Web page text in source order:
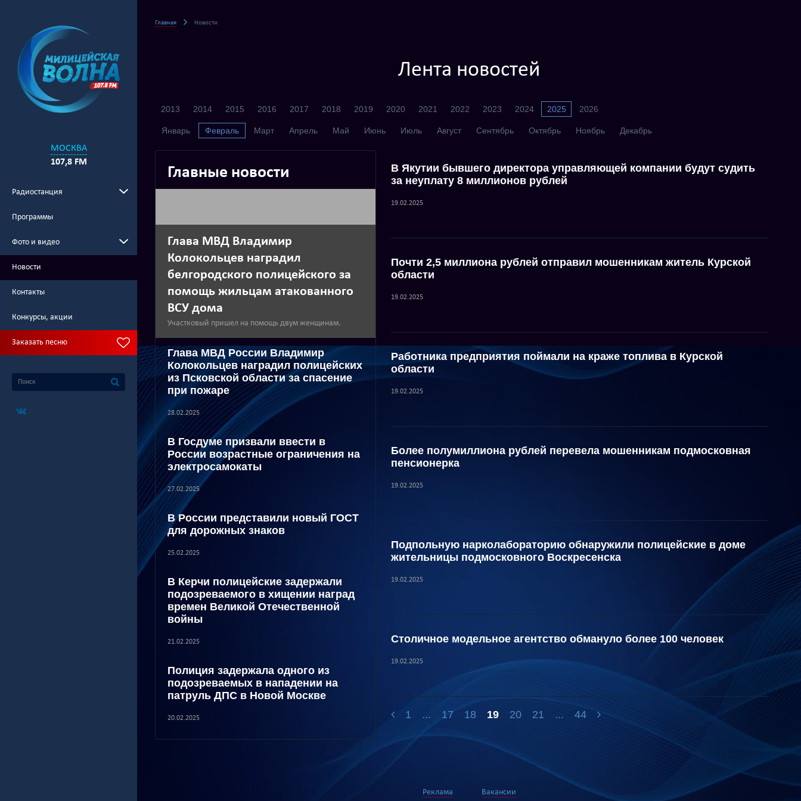
МОСКВА
107,8 FM
Радиостанция
Программы
Фото и видео
Новости
Контакты
Конкурсы, акции
Заказать песню
Главная Новости
Лента новостей
2013 2014 2015 2016 2017 2018 2019 2020 2021 2022 2023 2024 2025 2026
Январь Февраль Март Апрель Май Июнь Июль Август Сентябрь Октябрь Ноябрь Декабрь
Главные новости
Глава МВД Владимир
Колокольцев наградил
белгородского полицейского за
помощь жильцам атакованного
ВСУ дома
Участковый пришел на помощь двум женщинам.
Глава МВД России Владимир
Колокольцев наградил полицейских
из Псковской области за спасение
при пожаре
28.02.2025
В Госдуме призвали ввести в
России возрастные ограничения на
электросамокаты
27.02.2025
В России представили новый ГОСТ
для дорожных знаков
25.02.2025
В Керчи полицейские задержали
подозреваемого в хищении наград
времен Великой Отечественной
войны
21.02.2025
Полиция задержала одного из
подозреваемых в нападении на
патруль ДПС в Новой Москве
20.02.2025
В Якутии бывшего директора управляющей компании будут судить
за неуплату 8 миллионов рублей
19.02.2025
Почти 2,5 миллиона рублей отправил мошенникам житель Курской
области
19.02.2025
Работника предприятия поймали на краже топлива в Курской
области
19.02.2025
Более полумиллиона рублей перевела мошенникам подмосковная
пенсионерка
19.02.2025
Подпольную нарколабораторию обнаружили полицейские в доме
жительницы подмосковного Воскресенска
19.02.2025
Столичное модельное агентство обмануло более 100 человек
19.02.2025
1 ... 17 18 19 20 21 ... 44
Реклама Вакансии